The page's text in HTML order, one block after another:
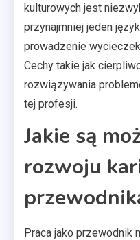
kulturowych jest
przynajmniej jeden
prowadzenie
Cechy takie jak
rozwiązywania
tej profesji.
Jakie są
rozwoju
Praca jako przewodnik